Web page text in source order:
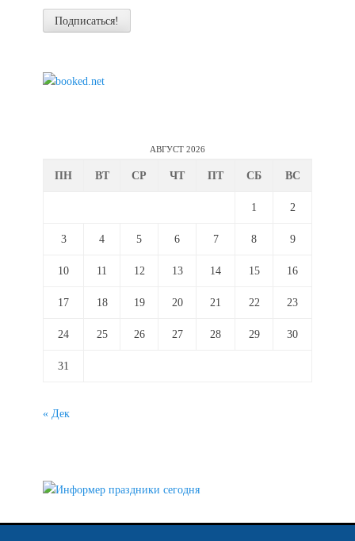
АВГУСТ 2026
ПН ВТ СР ЧТ ПТ СБ ВС
1 2
3 4 5 6 7 8 9
10 11 12 13 14 15 16
17 18 19 20 21 22 23
24 25 26 27 28 29 30
31
« Дек